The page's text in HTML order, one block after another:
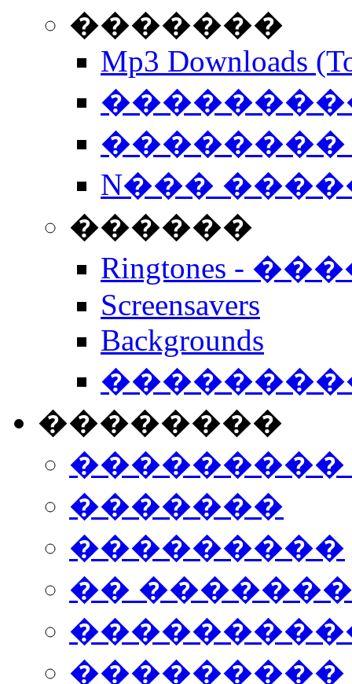
�������
Mp3 Downloads
��������
N���
������
Ringtones -
Screensavers
Backgrounds
��������
���������
�������
���������
��
���������